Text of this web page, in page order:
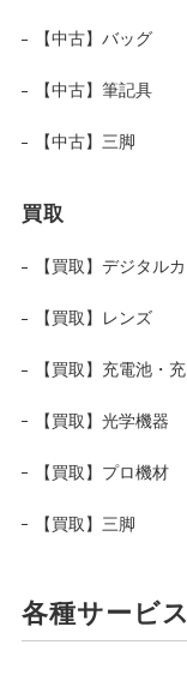
【中古】バッグ
【中古】筆記具
【中古】三脚
買取
【買取】デジタル
【買取】レンズ
【買取】充電池・
【買取】光学機器
【買取】プロ機材
【買取】三脚
各種サービ